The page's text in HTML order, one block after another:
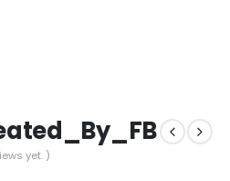
yet. )